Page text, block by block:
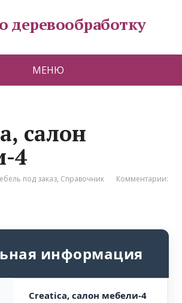
деревообработку
МЕНЮ
салон
4
под заказ, Справочник
Комментарии:
информация
Creatica, салон мебели-4